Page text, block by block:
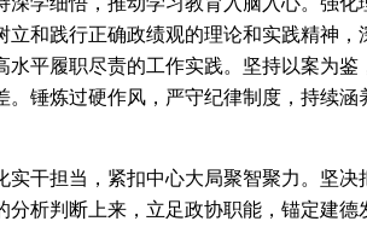
立和践行正确政绩观的理论和实践精神
水平履职尽责的工作实践。坚持以案为
。锤炼过硬作风，严守纪律制度，持续
实干担当，紧扣中心大局聚智聚力。坚
分析判断上来，立足政协职能，锚定建德